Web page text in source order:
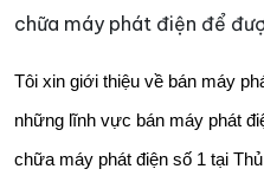
chữa máy phát điện để
Tôi xin giới thiệu về bán máy
những lĩnh vực bán máy phát
chữa máy phát điện số 1 tại